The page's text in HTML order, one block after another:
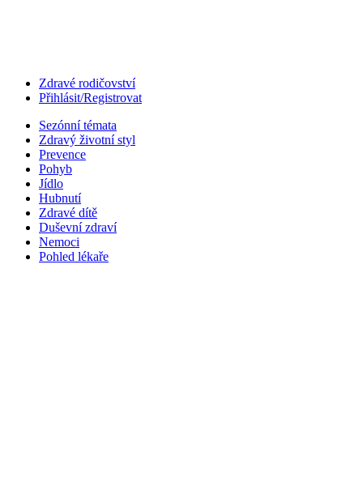
Zdravé rodičovství
Přihlásit/Registrovat
Sezónní témata
Zdravý životní styl
Prevence
Pohyb
Jídlo
Hubnutí
Zdravé dítě
Duševní zdraví
Nemoci
Pohled lékaře